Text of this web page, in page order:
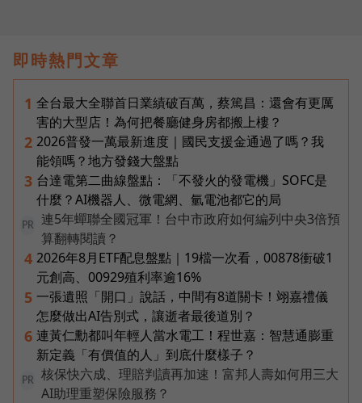
即時熱門文章
1 全台最大全聯首日業績破百萬，蔡篤昌：還會有更厲
害的大型店！為何把餐廳健身房都搬上樓？
2 2026普發一萬最新進度｜國民支援金通過了嗎？我
能領嗎？地方發錢大盤點
3 台達電第二曲線盤點：「不發火的發電機」SOFC是
什麼？AI機器人、微電網、氫電池都它的局
PR
連5年蟬聯全國冠軍！台中市政府如何編列中央3倍預
算翻轉閱讀？
4 2026年8月ETF配息盤點｜19檔一次看，00878衝破1
元創高、00929殖利率逾16%
5 一張遺照「開口」說話，中間有8道關卡！翊嘉禮儀
怎麼做出AI告別式，讓逝者最後道別？
6 連黃仁勳都叫年輕人當水電工！程世嘉：智慧通膨重
新定義「有價值的人」到底什麼樣子？
PR
核保快六成、理賠判讀再加速！富邦人壽如何用三大
AI助理重塑保險服務？